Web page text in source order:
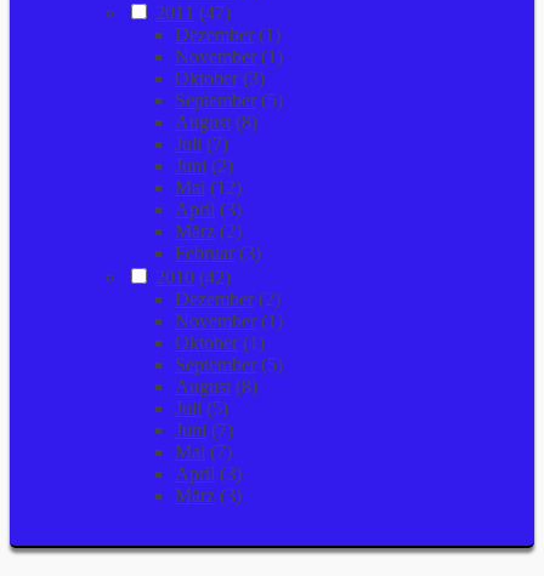
2011 (47)
Dezember(1)
November(1)
Oktober(3)
September(5)
August (8)
Juli (7)
Juni (2)
Mai (12)
April (3)
März (2)
Februar(3)
2010 (42)
Dezember(2)
November(1)
Oktober(1)
September(5)
August (8)
Juli (5)
Juni (7)
Mai (7)
April (3)
März (3)